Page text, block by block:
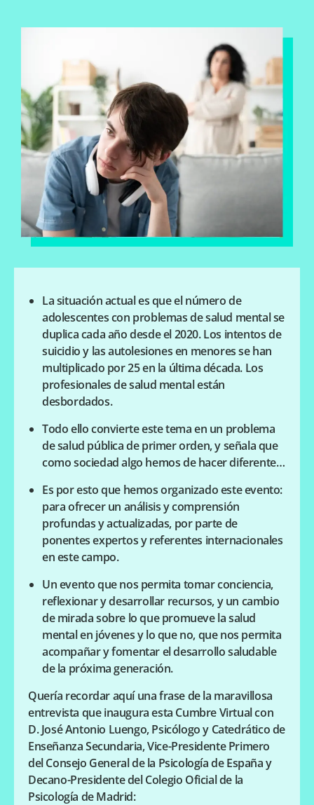
La situación actual es que el número de
adolescentes con problemas de salud mental se
duplica cada año desde el 2020. Los intentos de
suicidio y las autolesiones en menores se han
multiplicado por 25 en la última década. Los
profesionales de salud mental están
desbordados.
Todo ello convierte este tema en un problema
de salud pública de primer orden, y señala que
como sociedad algo hemos de hacer diferente…
Es por esto que hemos organizado este evento:
para ofrecer un análisis y comprensión
profundas y actualizadas, por parte de
ponentes expertos y referentes internacionales
en este campo.
Un evento que nos permita tomar conciencia,
reflexionar y desarrollar recursos, y un cambio
de mirada sobre lo que promueve la salud
mental en jóvenes y lo que no, que nos permita
acompañar y fomentar el desarrollo saludable
de la próxima generación.
Quería recordar aquí una frase de la maravillosa
entrevista que inaugura esta Cumbre Virtual con
D. José Antonio Luengo, Psicólogo y Catedrático de
Enseñanza Secundaria, Vice-Presidente Primero
del Consejo General de la Psicología de España y
Decano-Presidente del Colegio Oficial de la
Psicología de Madrid: